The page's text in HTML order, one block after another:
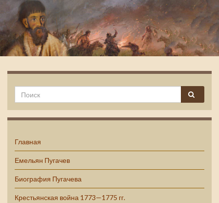
Емельян Пугачев
Главная
Емельян Пугачев
Биография Пугачева
Крестьянская война 1773—1775 гг.